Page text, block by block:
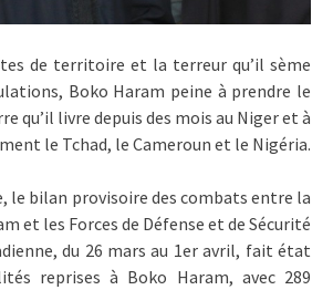
de territoire et la terreur qu’il sème
Boko Haram peine à prendre le
qu’il livre depuis des mois au Niger et à
le Tchad, le Cameroun et le Nigéria.
le bilan provisoire des combats entre la
et les Forces de Défense et de Sécurité
du 26 mars au 1er avril, fait état
reprises à Boko Haram, avec 289